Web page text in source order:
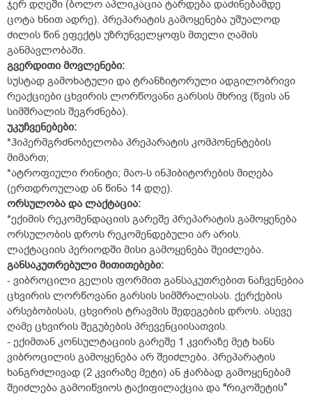
ჯერ დღეში (ბოლო აპლიკაცია ტარდება დაძინებამდე
ცოტა ხნით ადრე). პრეპარატის გამოყენება უშუალოდ
ძილის წინ ეფექტს უზრუნველყოფს მთელი ღამის
განმავლობაში.
გვერდითი მოვლენები:
სუსტად გამოხატული და ტრანზიტორული ადგილობრივი
რეაქციები ცხვირის ლორწოვანი გარსის მხრივ (წვის ან
სიმშრალის შეგრძნება).
უკუჩვენებები:
*ჰიპერმგრძნობელობა პრეპარატის კომპონენტების
მიმართ;
*ატროფიული რინიტი; მაო-ს ინჰიბიტორების მიღება
(ერთდროულად ან წინა 14 დღე).
ორსულობა და ლაქტაცია:
*ექიმის რეკომენდაციის გარეშე პრეპარატის გამოყენება
ორსულობის დროს რეკომენდებული არ არის.
ლაქტაციის პერიოდში მისი გამოყენება შეიძლება.
განსაკუთრებული მითითებები:
- ვიბროცილი გელის ფორმით განსაკუთრებით ნაჩვენებია
ცხვირის ლორწოვანი გარსის სიმშრალისას. ქერქების
არსებობისას, ცხვირის ტრავმის შედეგების დროს. ასევე
ღამე ცხვირის შეგუბების პრევენციისათვის.
- ექიმთან კონსულტაციის გარეშე 1 კვირაზე მეტ ხანს
ვიბროცილის გამოყენება არ შეიძლება. პრეპარატის
ხანგრძლივად (2 კვირაზე მეტი) ან ჭარბად გამოყენებამ
შეიძლება გამოიწვიოს ტაქიფილაქცია და “რიკოშეტის”